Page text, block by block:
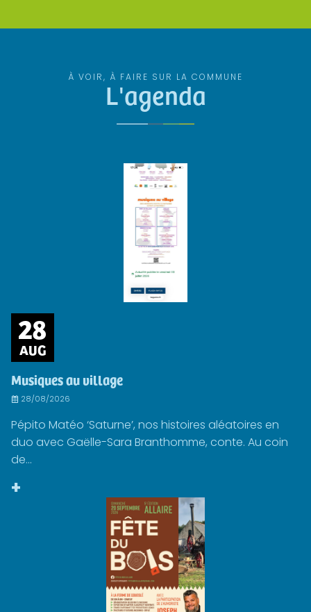
À VOIR, À FAIRE SUR LA COMMUNE
L'agenda
28
AUG
Musiques au village
28/08/2026
Pépito Matéo ‘Saturne’, nos histoires aléatoires en
duo avec Gaëlle-Sara Branthomme, conte. Au coin
de...
+